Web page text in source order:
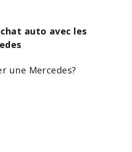
auto avec les
une Mercedes?